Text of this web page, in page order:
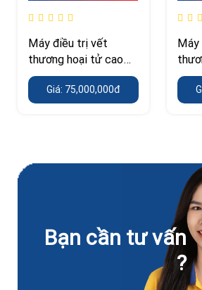
Máy điều trị vết
thương hoại tử cao
cấp - Vacuum
Therapy RH-1000
Giá: 75,000,000đ
lực
Bạn cần tư vấn
?